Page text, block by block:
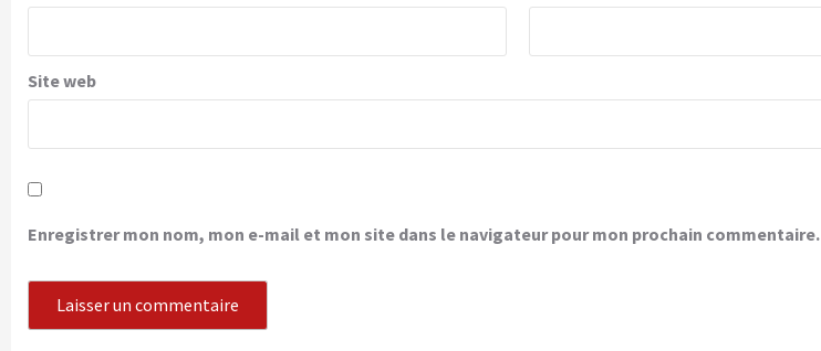
Site web
Enregistrer mon nom, mon e-mail et mon site dans le navigateur pour mon prochain commentaire.